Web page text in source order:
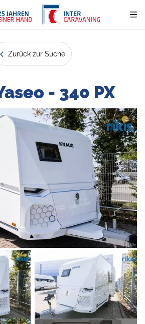
Zurück zur Suche
- 340 PX